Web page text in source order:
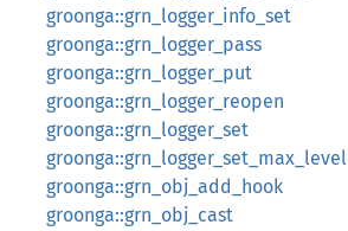
groonga::grn_logger_info_set
groonga::grn_logger_pass
groonga::grn_logger_put
groonga::grn_logger_reopen
groonga::grn_logger_set
groonga::grn_logger_set_max_level
groonga::grn_obj_add_hook
groonga::grn_obj_cast